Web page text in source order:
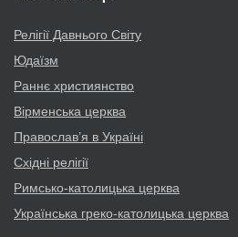
Релігії Давнього Світу
Юдаїзм
Раннє християнство
Вірменська церква
Православ’я в Україні
Східні релігії
Римсько-католицька церква
Українська греко-католицька церква